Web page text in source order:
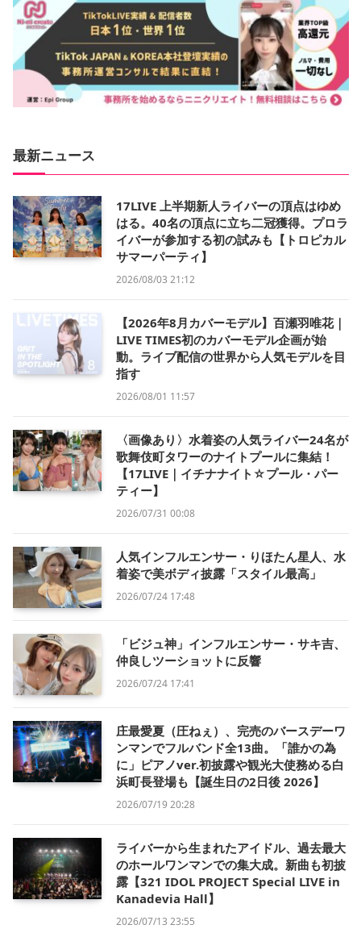
最新ニュース
17LIVE 上半期新人ライバーの頂点はゆめ
はる。40名の頂点に立ち二冠獲得。プロラ
イバーが参加する初の試みも【トロピカル
サマーパーティ】
2026/08/03 21:12
【2026年8月カバーモデル】百瀬羽唯花｜
LIVE TIMES初のカバーモデル企画が始
動。ライブ配信の世界から人気モデルを目
指す
2026/08/01 11:57
〈画像あり〉水着姿の人気ライバー24名が
歌舞伎町タワーのナイトプールに集結！
【17LIVE｜イチナナイト☆プール・パー
ティー】
2026/07/31 00:08
人気インフルエンサー・りほたん星人、水
着姿で美ボディ披露「スタイル最高」
2026/07/24 17:48
「ビジュ神」インフルエンサー・サキ吉、
仲良しツーショットに反響
2026/07/24 17:41
庄最愛夏（圧ねぇ）、完売のバースデーワ
ンマンでフルバンド全13曲。「誰かの為
に」ピアノver.初披露や観光大使務める白
浜町長登場も【誕生日の2日後 2026】
2026/07/19 20:28
ライバーから生まれたアイドル、過去最大
のホールワンマンでの集大成。新曲も初披
露【321 IDOL PROJECT Special LIVE in
Kanadevia Hall】
2026/07/13 23:55